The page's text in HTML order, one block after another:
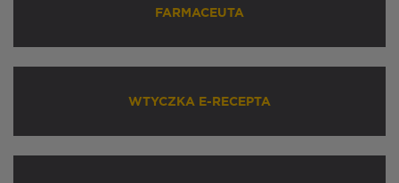
FARMACEUTA
WTYCZKA E-RECEPTA